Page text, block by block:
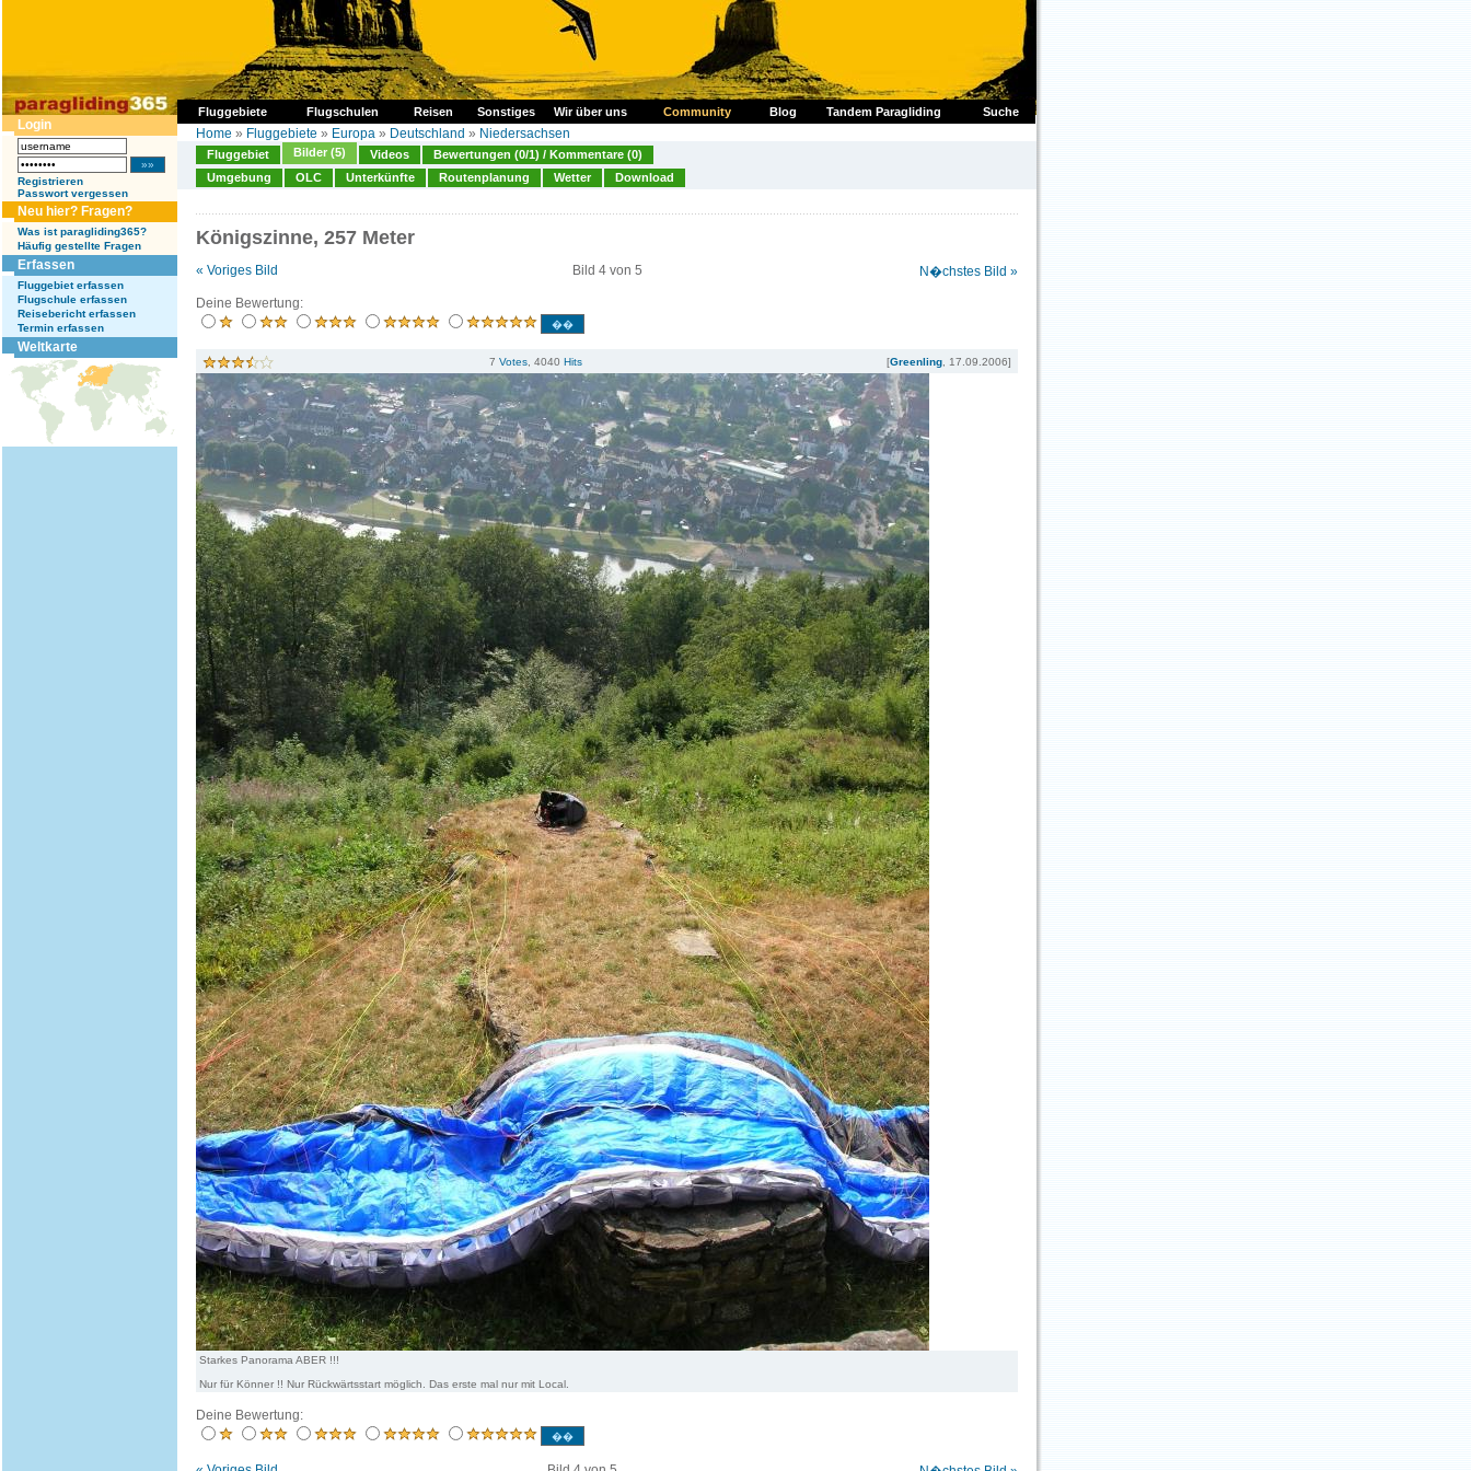
Fluggebiete Flugschulen Reisen Sonstiges Wir über uns Suche
Community Blog Tandem Paragliding
Login
Registrieren
Passwort vergessen
Neu hier? Fragen?
Was ist paragliding365?
Häufig gestellte Fragen
Erfassen
Fluggebiet erfassen
Flugschule erfassen
Reisebericht erfassen
Termin erfassen
Weltkarte
Home » Fluggebiete » Europa » Deutschland » Niedersachsen
Fluggebiet Bilder (5) Videos
Bewertungen (0/1) / Kommentare (0)
Umgebung
OLC Unterkünfte Routenplanung Wetter Download
Königszinne, 257 Meter
« Voriges Bild Bild 4 von 5 N�chstes Bild »
Deine Bewertung:
7 Votes, 4040 Hits [Greenling , 17.09.2006]
Starkes Panorama ABER !!!
Nur für Könner !! Nur Rückwärtsstart möglich. Das erste mal nur mit Local.
Deine Bewertung: